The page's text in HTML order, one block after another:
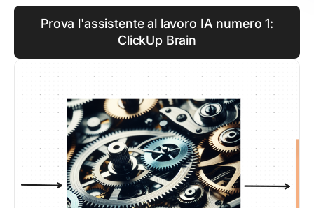
Prova l'assistente al lavoro IA numero 1:
ClickUp Brain